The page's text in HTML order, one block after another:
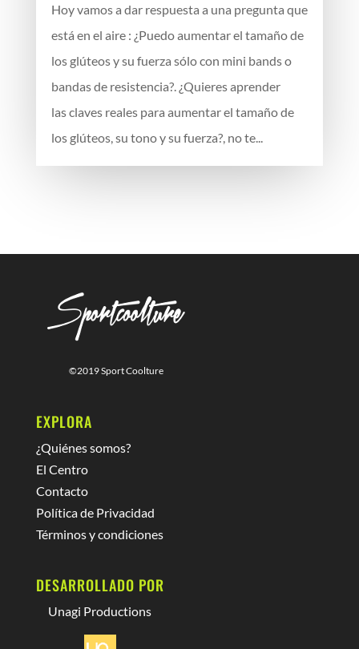
Hoy vamos a dar respuesta a una pregunta que
está en el aire : ¿Puedo aumentar el tamaño de
los glúteos y su fuerza sólo con mini bands o
bandas de resistencia?. ¿Quieres aprender
las claves reales para aumentar el tamaño de
los glúteos, su tono y su fuerza?, no te...
©2019 Sport Coolture
EXPLORA
¿Quiénes somos?
El Centro
Contacto
Política de Privacidad
Términos y condiciones
DESARROLLADO POR
Unagi Productions